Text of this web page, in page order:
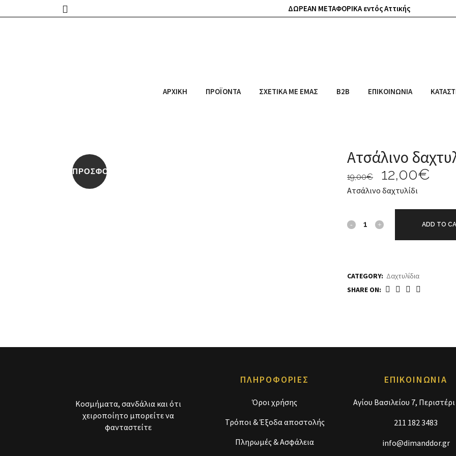
ΔΩΡΕΑΝ ΜΕΤΑΦΟΡΙΚΑ εντός Αττικής
ΑΡΧΙΚΉ ΠΡΟΪΌΝΤΑ ΣΧΕΤΙΚΆ ΜΕ ΕΜΆΣ B2B ΕΠΙΚΟΙΝΩΝΊΑ
ΠΡΟΣΦΟΡΆ
Ατσάλινο
19,00€ 12,00€
Ατσάλινο δαχτυλίδι
ADD TO
CATEGORY: Δαχτυλίδια
SHARE ON:
Κοσμήματα, σανδάλια και ότι
χειροποίητο μπορείτε να
φανταστείτε
ΠΛΗΡΟΦΟΡΙΕΣ
Όροι χρήσης
Τρόποι & Έξοδα αποστολής
Πληρωμές & Ασφάλεια
ΕΠΙΚΟΙΝΩΝΙΑ
Αγίου Βασιλείου 7,
211 182 3483
info@dimanddor.gr